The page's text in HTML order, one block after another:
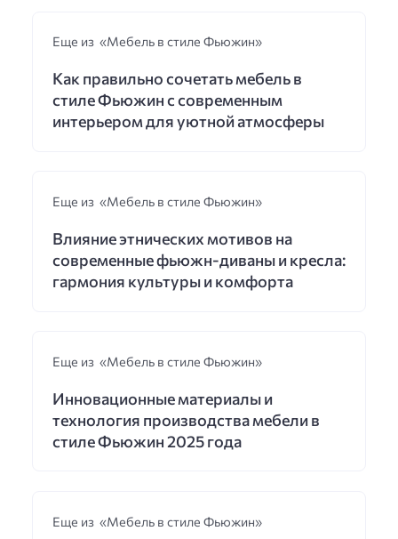
Еще из «Мебель в стиле Фьюжин»
Как правильно сочетать мебель в
стиле Фьюжин с современным
интерьером для уютной атмосферы
Еще из «Мебель в стиле Фьюжин»
Влияние этнических мотивов на
современные фьюжн-диваны и кресла:
гармония культуры и комфорта
Еще из «Мебель в стиле Фьюжин»
Инновационные материалы и
технология производства мебели в
стиле Фьюжин 2025 года
Еще из «Мебель в стиле Фьюжин»